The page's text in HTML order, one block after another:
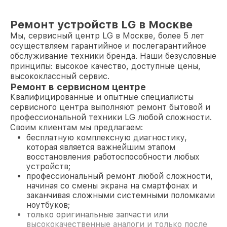
Ремонт устройств LG в Москве
Мы, сервисный центр LG в Москве, более 5 лет
осуществляем гарантийное и послегарантийное
обслуживание техники бренда. Наши безусловные
принципы: высокое качество, доступные цены,
высококлассный сервис.
Ремонт в сервисном центре
Квалифицированные и опытные специалисты
сервисного центра выполняют ремонт бытовой и
профессиональной техники LG любой сложности.
Своим клиентам мы предлагаем:
бесплатную комплексную диагностику,
которая является важнейшим этапом
восстановления работоспособности любых
устройств;
профессиональный ремонт любой сложности,
начиная со смены экрана на смартфонах и
заканчивая сложными системными поломками
ноутбуков;
только оригинальные запчасти или
высококачественные аналоги и только после